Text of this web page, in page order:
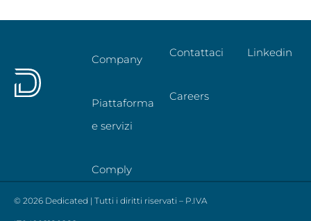
Company
Piattaforma
e servizi
Comply
Contattaci
Careers
Linkedin
© 2026 Dedicated | Tutti i diritti riservati – P.IVA